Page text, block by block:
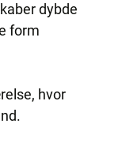
dybde
form
hvor